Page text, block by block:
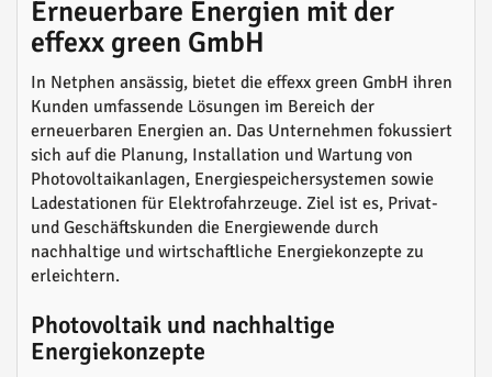
Erneuerbare Energien mit der
effexx green GmbH
In Netphen ansässig, bietet die effexx green GmbH ihren
Kunden umfassende Lösungen im Bereich der
erneuerbaren Energien an. Das Unternehmen fokussiert
sich auf die Planung, Installation und Wartung von
Photovoltaikanlagen, Energiespeichersystemen sowie
Ladestationen für Elektrofahrzeuge. Ziel ist es, Privat-
und Geschäftskunden die Energiewende durch
nachhaltige und wirtschaftliche Energiekonzepte zu
erleichtern.
Photovoltaik und nachhaltige
Energiekonzepte